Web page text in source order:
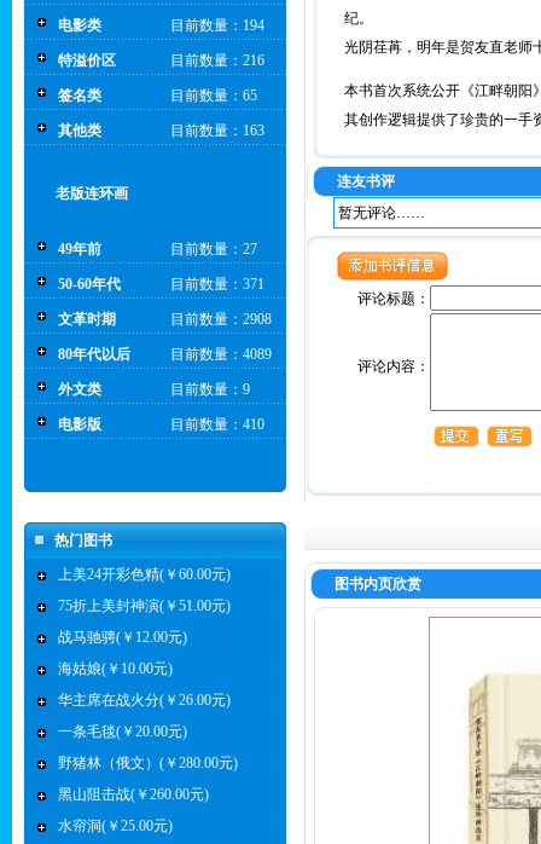
电影类 目前数量：194
特溢价区 目前数量：216
签名类 目前数量：65
其他类 目前数量：163
老版连环画
49年前 目前数量：27
50-60年代 目前数量：371
文革时期 目前数量：2908
80年代以后 目前数量：4089
外文类 目前数量：9
电影版 目前数量：410
热门图书
上美24开彩色精(￥60.00元)
75折上美封神演(￥51.00元)
战马驰骋(￥12.00元)
海姑娘(￥10.00元)
华主席在战火分(￥26.00元)
一条毛毯(￥20.00元)
野猪林（俄文）(￥280.00元)
黑山阻击战(￥260.00元)
水帘洞(￥25.00元)
纪。
光阴荏苒，明年是贺友直老师
本书首次系统公开《江畔朝阳
其创作逻辑提供了珍贵的一手
连友书评
暂无评论……
评论标题：
评论内容：
图书内页欣赏